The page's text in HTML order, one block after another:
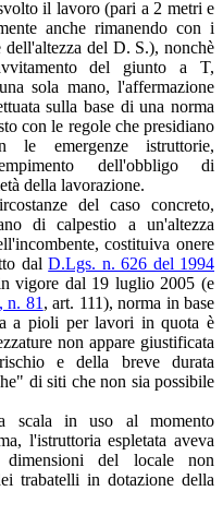
il lavoro (pari a 2 metri e
anche rimanendo con i
del D. S.), nonchè
del giunto a T,
sola mano, l'affermazione
sulla base di una norma
con le regole che presidiano
le emergenze istruttorie,
dell'obbligo di
della lavorazione.
del caso concreto,
di calpestio a un'altezza
costituiva onere
dalD.Lgs. n. 626 del 1994
vigore dal 19 luglio 2005 (e
n. 81 , art. 111), norma in base
a pioli per lavori in quota è
non appare giustificata
e della breve durata
di siti che non sia possibile
scala in uso al momento
l'istruttoria espletata aveva
dimensioni del locale non
trabatelli in dotazione della